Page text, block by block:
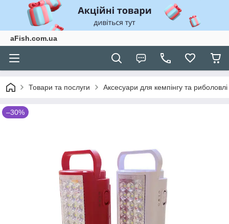
aFish.com.ua
Товари та послуги Аксесуари для кемпінгу та риболовлі
–30%